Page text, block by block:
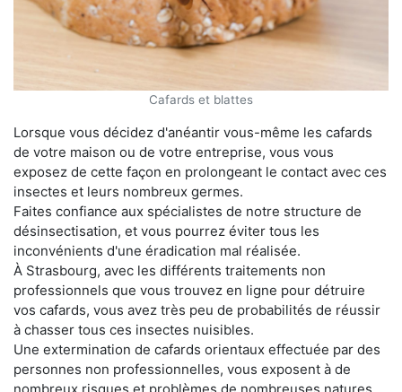
Cafards et blattes
Lorsque vous décidez d'anéantir vous-même les cafards
de votre maison ou de votre entreprise, vous vous
exposez de cette façon en prolongeant le contact avec ces
insectes et leurs nombreux germes.
Faites confiance aux spécialistes de notre structure de
désinsectisation, et vous pourrez éviter tous les
inconvénients d'une éradication mal réalisée.
À Strasbourg, avec les différents traitements non
professionnels que vous trouvez en ligne pour détruire
vos cafards, vous avez très peu de probabilités de réussir
à chasser tous ces insectes nuisibles.
Une extermination de cafards orientaux effectuée par des
personnes non professionnelles, vous exposent à de